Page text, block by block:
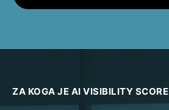
ZA KOGA JE AI VISIBILITY SCORE